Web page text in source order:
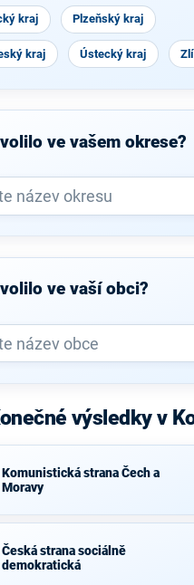
kraj Plzeňský kraj
kraj Ústecký kraj
ve vašem okrese?
ve vaší obci?
výsledky v
Komunistická strana Čech a
Moravy
Česká strana sociálně
demokratická